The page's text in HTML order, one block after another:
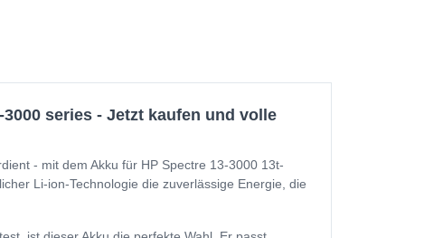
3000 series - Jetzt kaufen und volle
- mit dem Akku für HP Spectre 13-3000 13t-
Li-ion-Technologie die zuverlässige Energie, die